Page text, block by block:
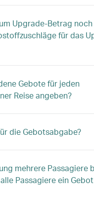
Upgrade-Betrag
für das
Gebote für jeden
Reise angeben?
die Gebotsabgabe?
mehrere Passagiere
Passagiere ein Gebot